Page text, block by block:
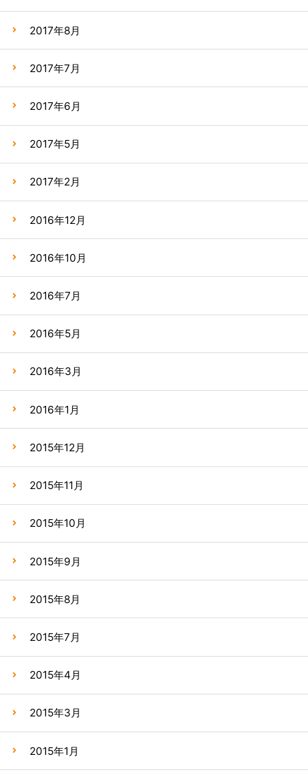
2017年8月
2017年7月
2017年6月
2017年5月
2017年2月
2016年12月
2016年10月
2016年7月
2016年5月
2016年3月
2016年1月
2015年12月
2015年11月
2015年10月
2015年9月
2015年8月
2015年7月
2015年4月
2015年3月
2015年1月